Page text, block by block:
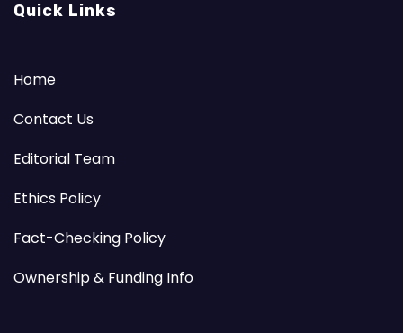
Quick Links
Home
Contact Us
Editorial Team
Ethics Policy
Fact-Checking Policy
Ownership & Funding Info